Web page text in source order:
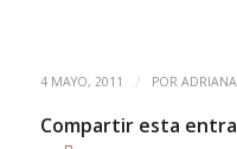
4 MAYO, 2011 / POR
Compartir esta